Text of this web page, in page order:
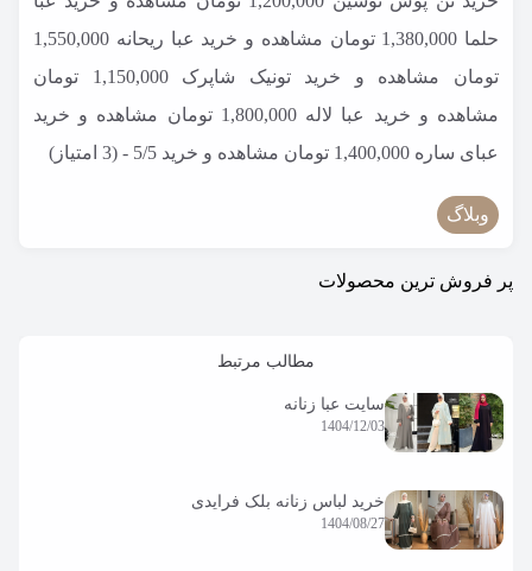
حلما 1,380,000 تومان مشاهده و خرید عبا ریحانه 1,550,000
تومان مشاهده و خریدتونیک شاپرک1,150,000 تومان
مشاهده و خرید
عبا لاله1,800,000 تومان
مشاهده و خرید
عبای ساره 1,400,000 تومان مشاهده و خرید 5/5 - (3 امتیاز)
وبلاگ
پر فروش ترین محصولات
مطالب مرتبط
سایت عبا زنانه
1404/12/03
خرید لباس زنانه بلک فرایدی
1404/08/27